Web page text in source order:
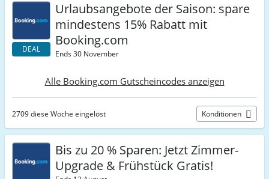
DEAL
Urlaubsangebote der Saison: spare
mindestens 15% Rabatt mit
Booking.com
Ends 30 November
Alle Booking.com Gutscheincodes anzeigen
2709 diese Woche eingelöst Konditionen
Bis zu 20 % Sparen: Jetzt Zimmer-
Upgrade & Frühstück Gratis!